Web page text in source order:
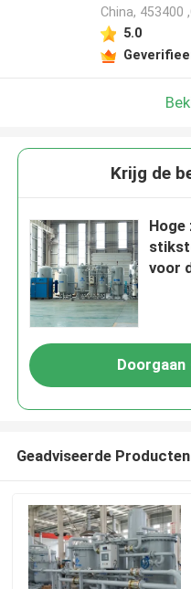
China, 453400
5.0
Krijg de
Hoge
voor
Doorgaan
Geadviseerde Producten